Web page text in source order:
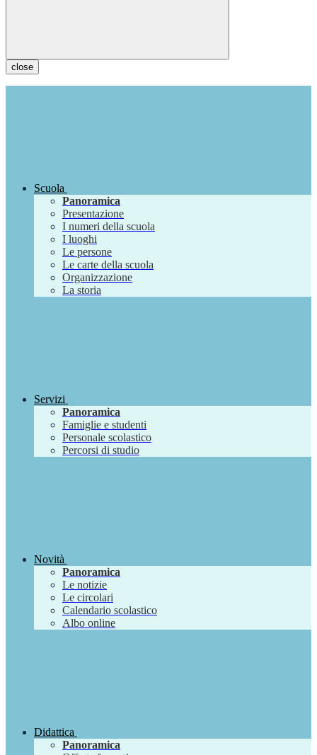
close
Scuola
Panoramica
Presentazione
I numeri della scuola
I luoghi
Le persone
Le carte della scuola
Organizzazione
La storia
Servizi
Panoramica
Famiglie e studenti
Personale scolastico
Percorsi di studio
Novità
Panoramica
Le notizie
Le circolari
Calendario scolastico
Albo online
Didattica
Panoramica